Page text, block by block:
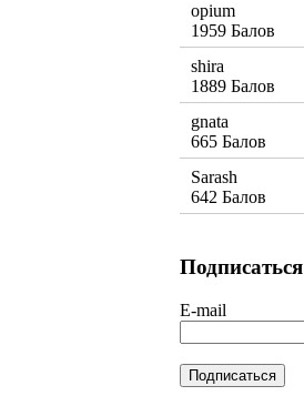
opium
1959 Балов
shira
1889 Балов
gnata
665 Балов
Sarash
642 Балов
Подписаться
E-mail